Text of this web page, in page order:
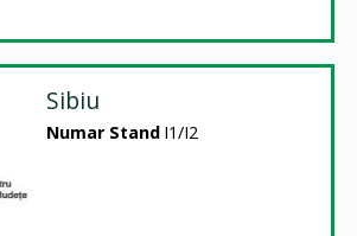
Sibiu
Numar Stand I1/I2